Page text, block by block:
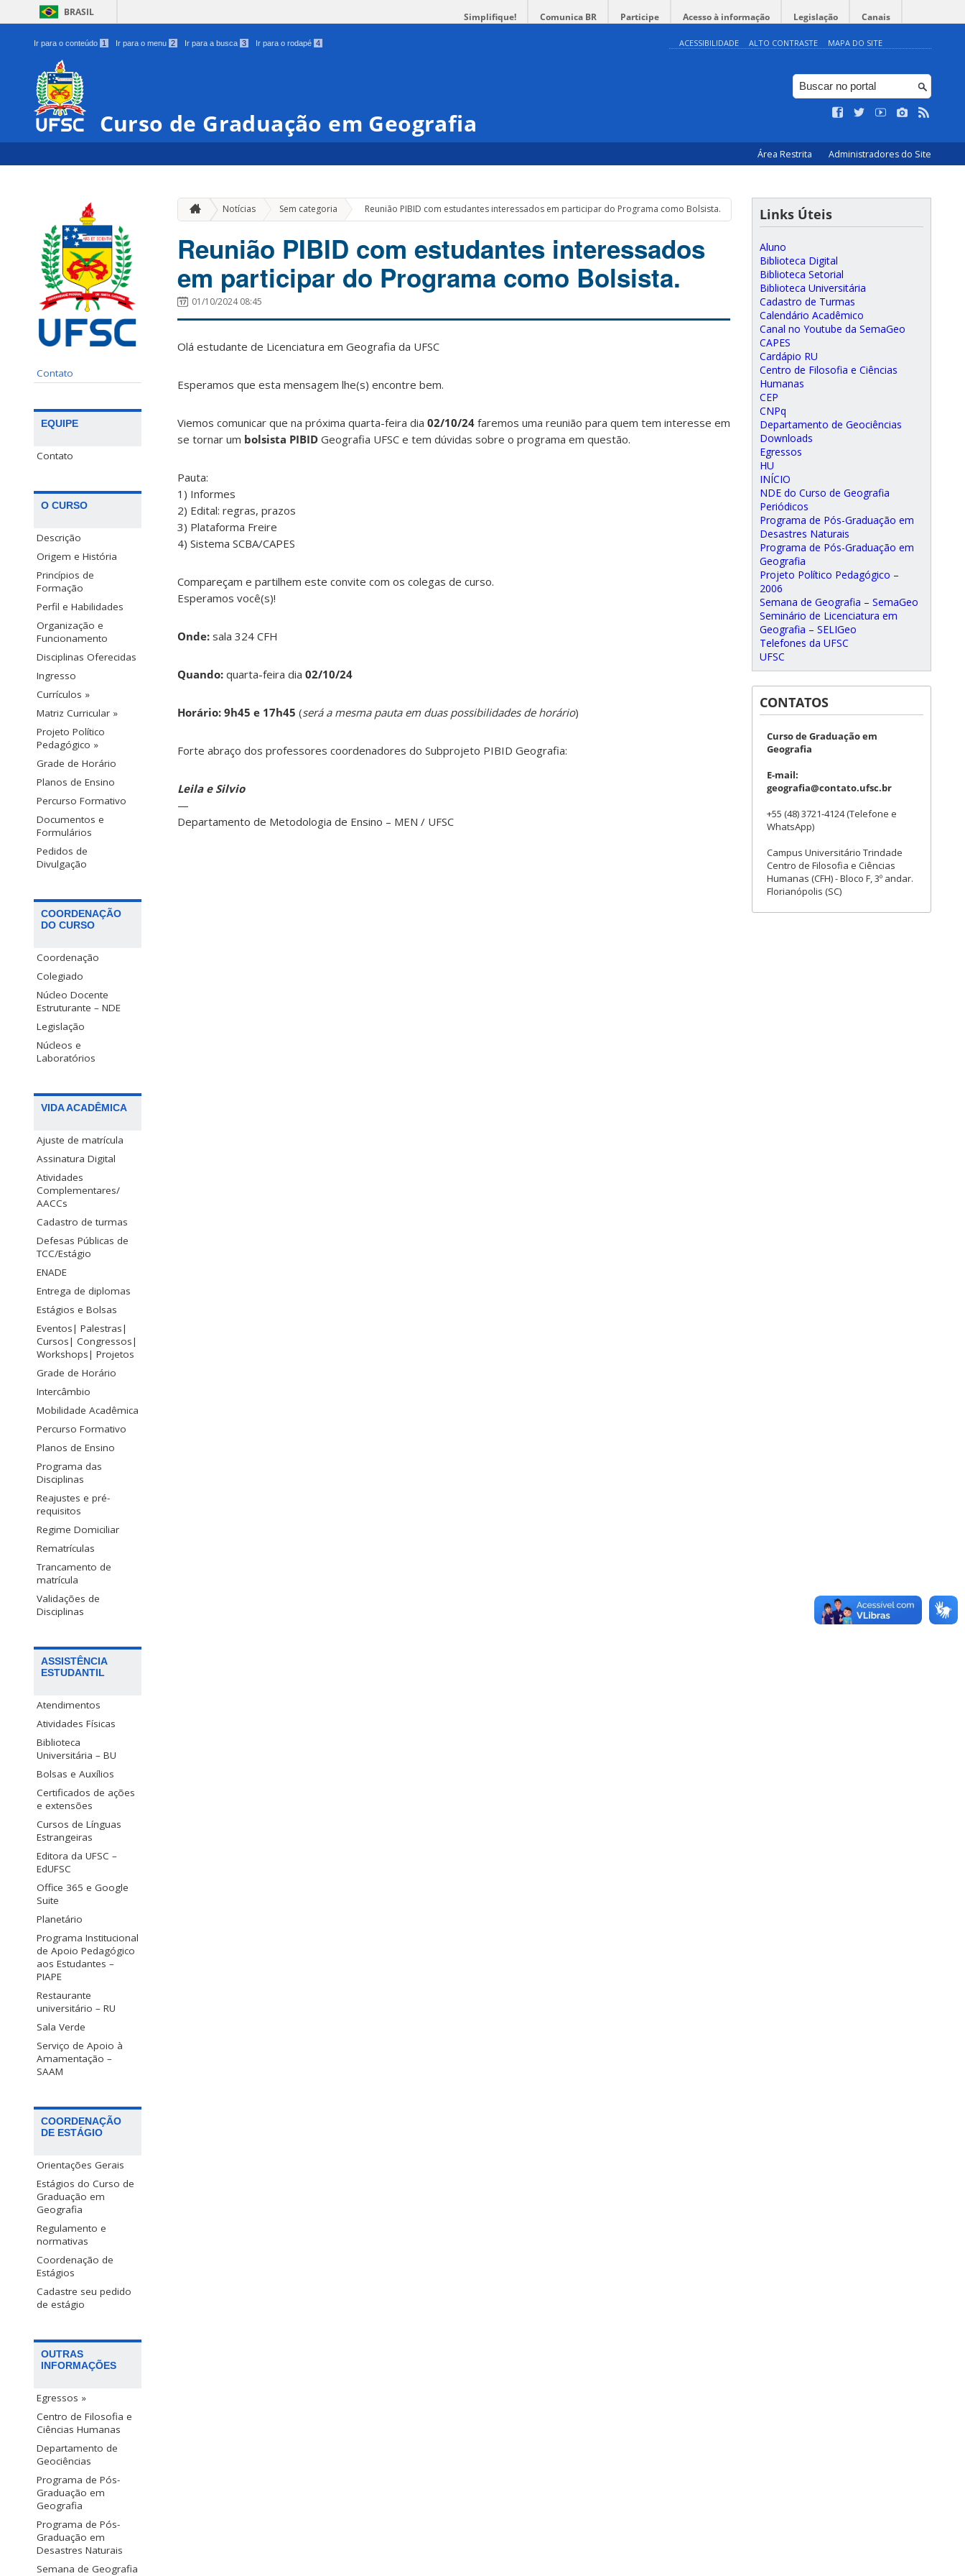
BRASIL Simplifique! Comunica BR Participe Acesso à informação Legislação Canais
Ir para o conteúdo 1 Ir para o menu 2 Ir para a busca 3 Ir para o rodapé 4 ACESSIBILIDADE ALTO CONTRASTE MAPA DO SITE
Curso de Graduação em Geografia
Área Restrita Administradores do Site
Contato
EQUIPE
Contato
O CURSO
Descrição
Origem e História
Princípios de
Formação
Perfil e Habilidades
Organização e
Funcionamento
Disciplinas Oferecidas
Ingresso
Currículos »
Matriz Curricular »
Projeto Político
Pedagógico »
Grade de Horário
Planos de Ensino
Percurso Formativo
Documentos e
Formulários
Pedidos de
Divulgação
COORDENAÇÃO
DO CURSO
Coordenação
Colegiado
Núcleo Docente
Estruturante – NDE
Legislação
Núcleos e
Laboratórios
VIDA ACADÊMICA
Ajuste de matrícula
Assinatura Digital
Atividades
Complementares/
AACCs
Cadastro de turmas
Defesas Públicas de
TCC/Estágio
ENADE
Entrega de diplomas
Estágios e Bolsas
Eventos| Palestras|
Cursos| Congressos|
Workshops| Projetos
Grade de Horário
Intercâmbio
Mobilidade Acadêmica
Percurso Formativo
Planos de Ensino
Programa das
Disciplinas
Reajustes e pré-
requisitos
Regime Domiciliar
Rematrículas
Trancamento de
matrícula
Validações de
Disciplinas
ASSISTÊNCIA
ESTUDANTIL
Atendimentos
Atividades Físicas
Biblioteca
Universitária – BU
Bolsas e Auxílios
Certificados de ações
e extensões
Cursos de Línguas
Estrangeiras
Editora da UFSC –
EdUFSC
Office 365 e Google
Suite
Planetário
Programa Institucional
de Apoio Pedagógico
aos Estudantes –
PIAPE
Restaurante
universitário – RU
Sala Verde
Serviço de Apoio à
Amamentação –
SAAM
COORDENAÇÃO
DE ESTÁGIO
Orientações Gerais
Estágios do Curso de
Graduação em
Geografia
Regulamento e
normativas
Coordenação de
Estágios
Cadastre seu pedido
de estágio
OUTRAS
INFORMAÇÕES
Egressos »
Centro de Filosofia e
Ciências Humanas
Departamento de
Geociências
Programa de Pós-
Graduação em
Geografia
Programa de Pós-
Graduação em
Desastres Naturais
Semana de Geografia
Notícias Sem categoria » Reunião PIBID com estudantes interessados em participar do Programa como Bolsista.
Reunião PIBID com estudantes interessados
em participar do Programa como Bolsista.
01/10/2024 08:45
Olá estudante de Licenciatura em Geografia da UFSC
Esperamos que esta mensagem lhe(s) encontre bem.
Viemos comunicar que na próxima quarta-feira dia 02/10/24 faremos uma reunião para quem tem interesse em
se tornar um bolsista PIBID Geografia UFSC e tem dúvidas sobre o programa em questão.
Pauta:
1) Informes
2) Edital: regras, prazos
3) Plataforma Freire
4) Sistema SCBA/CAPES
Compareçam e partilhem este convite com os colegas de curso.
Esperamos você(s)!
Onde: sala 324 CFH
Quando: quarta-feira dia 02/10/24
Horário: 9h45 e 17h45 (será a mesma pauta em duas possibilidades de horário)
Forte abraço dos professores coordenadores do Subprojeto PIBID Geografia:
Leila e Silvio
—
Departamento de Metodologia de Ensino – MEN / UFSC
Links Úteis
Aluno
Biblioteca Digital
Biblioteca Setorial
Biblioteca Universitária
Cadastro de Turmas
Calendário Acadêmico
Canal no Youtube da SemaGeo
CAPES
Cardápio RU
Centro de Filosofia e Ciências
Humanas
CEP
CNPq
Departamento de Geociências
Downloads
Egressos
HU
INÍCIO
NDE do Curso de Geografia
Periódicos
Programa de Pós-Graduação em
Desastres Naturais
Programa de Pós-Graduação em
Geografia
Projeto Político Pedagógico –
2006
Semana de Geografia – SemaGeo
Seminário de Licenciatura em
Geografia – SELIGeo
Telefones da UFSC
UFSC
CONTATOS
Curso de Graduação em
Geografia
E-mail:
geografia@contato.ufsc.br
+55 (48) 3721-4124 (Telefone e
WhatsApp)
Campus Universitário Trindade
Centro de Filosofia e Ciências
Humanas (CFH) - Bloco F, 3º andar.
Florianópolis (SC)